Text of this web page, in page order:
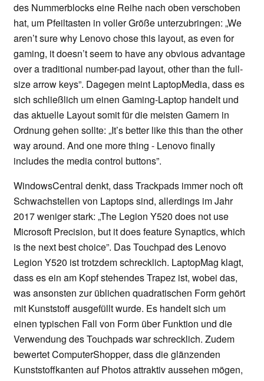
des Nummerblocks eine Reihe nach oben verschoben
hat, um Pfeiltasten in voller Größe unterzubringen: „We
aren’t sure why Lenovo chose this layout, as even for
gaming, it doesn’t seem to have any obvious advantage
over a traditional number-pad layout, other than the full-
size arrow keys”. Dagegen meint LaptopMedia, dass es
sich schließlich um einen Gaming-Laptop handelt und
das aktuelle Layout somit für die meisten Gamern in
Ordnung gehen sollte: „It’s better like this than the other
way around. And one more thing - Lenovo finally
includes the media control buttons”.
WindowsCentral denkt, dass Trackpads immer noch oft
Schwachstellen von Laptops sind, allerdings im Jahr
2017 weniger stark: „The Legion Y520 does not use
Microsoft Precision, but it does feature Synaptics, which
is the next best choice”. Das Touchpad des Lenovo
Legion Y520 ist trotzdem schrecklich. LaptopMag klagt,
dass es ein am Kopf stehendes Trapez ist, wobei das,
was ansonsten zur üblichen quadratischen Form gehört
mit Kunststoff ausgefüllt wurde. Es handelt sich um
einen typischen Fall von Form über Funktion und die
Verwendung des Touchpads war schrecklich. Zudem
bewertet ComputerShopper, dass die glänzenden
Kunststoffkanten auf Photos attraktiv aussehen mögen,